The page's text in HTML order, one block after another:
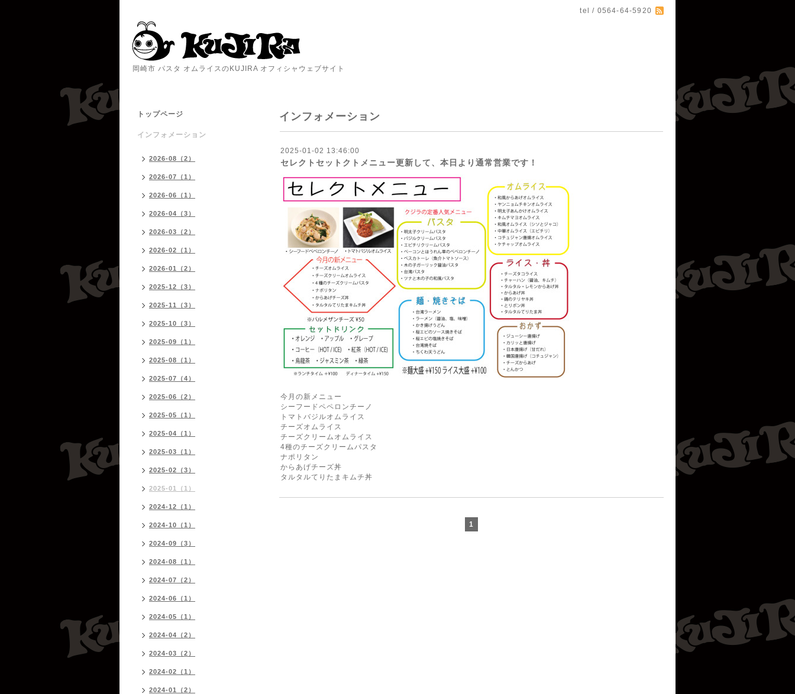
tel / 0564-64-5920
岡崎市 パスタ オムライスのKUJIRA オフィシャウェブサイト
インフォメーション
2025-01-02 13:46:00
セレクトセットクトメニュー更新して、本日より通常営業です！
今月の新メニュー
シーフードペペロンチーノ
トマトバジルオムライス
チーズオムライス
チーズクリームオムライス
4種のチーズクリームパスタ
ナポリタン
からあげチーズ丼
タルタルてりたまキムチ丼
1
トップページ
インフォメーション
2026-08（2）
2026-07（1）
2026-06（1）
2026-04（3）
2026-03（2）
2026-02（1）
2026-01（2）
2025-12（3）
2025-11（3）
2025-10（3）
2025-09（1）
2025-08（1）
2025-07（4）
2025-06（2）
2025-05（1）
2025-04（1）
2025-03（1）
2025-02（3）
2025-01（1）
2024-12（1）
2024-10（1）
2024-09（3）
2024-08（1）
2024-07（2）
2024-06（1）
2024-05（1）
2024-04（2）
2024-03（2）
2024-02（1）
2024-01（2）